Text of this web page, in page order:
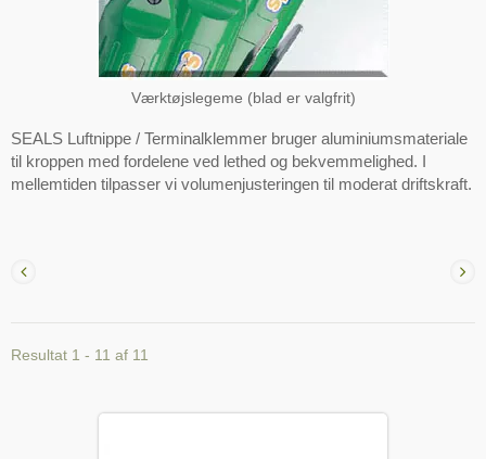
Værktøjslegeme (blad er valgfrit)
SEALS Luftnippe / Terminalklemmer bruger aluminiumsmateriale
til kroppen med fordelene ved lethed og bekvemmelighed. I
mellemtiden tilpasser vi volumenjusteringen til moderat driftskraft.
Resultat 1 - 11 af 11